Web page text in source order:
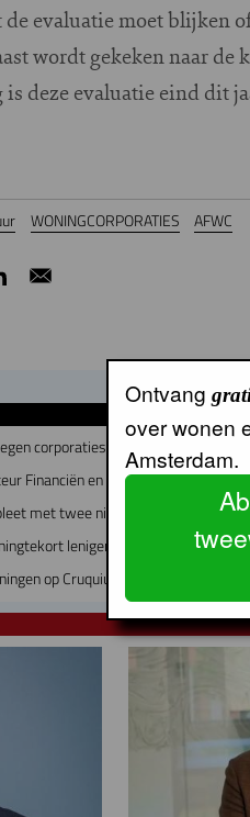
evaluatie moet blijken
wordt gekeken naar
deze evaluatie eind dit
WONINGCORPORATIES AFWC
corporaties fuseren?
Financiën en Bedrijfsvoering bij
met twee nieuwe directeuren
lenigen?
op Cruquiuseiland
Ontvang
over wonen
Amsterdam.